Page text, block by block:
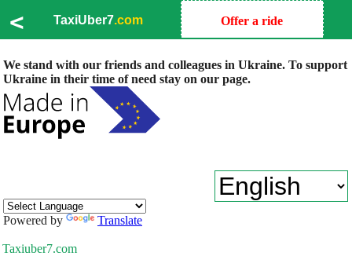
< TaxiUber7.com Offer a ride
We stand with our friends and colleagues in Ukraine. To support
Ukraine in their time of need stay on our page.
Powered by Translate
Taxiuber7.com